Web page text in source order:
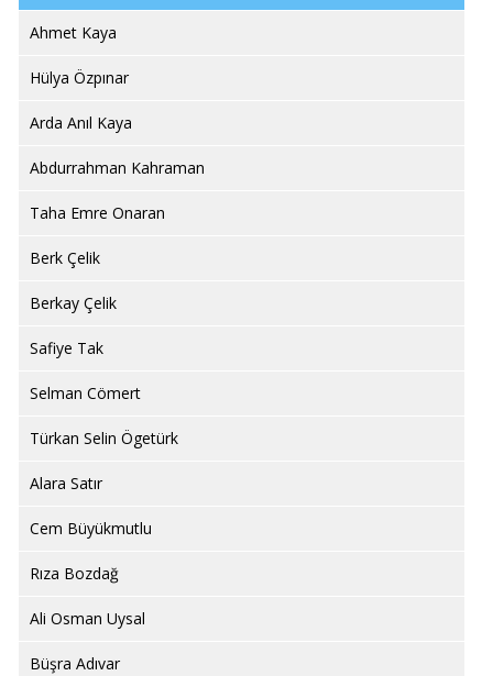
Ahmet Kaya
Hülya Özpınar
Arda Anıl Kaya
Abdurrahman Kahraman
Taha Emre Onaran
Berk Çelik
Berkay Çelik
Safiye Tak
Selman Cömert
Türkan Selin Ögetürk
Alara Satır
Cem Büyükmutlu
Rıza Bozdağ
Ali Osman Uysal
Büşra Adıvar